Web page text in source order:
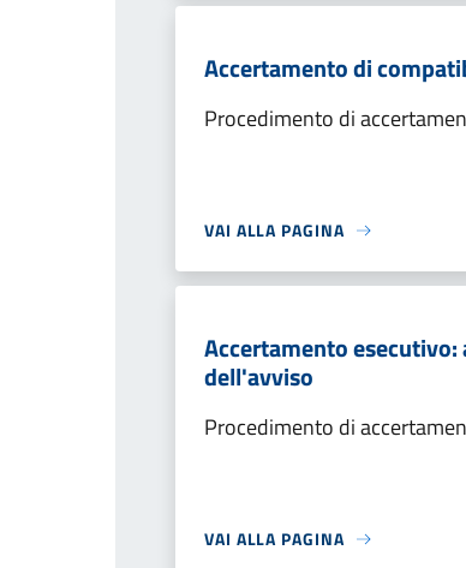
Accertamento di
Procedimento di
VAI ALLA PAGINA
Accertamento
dell'avviso
Procedimento di
VAI ALLA PAGINA